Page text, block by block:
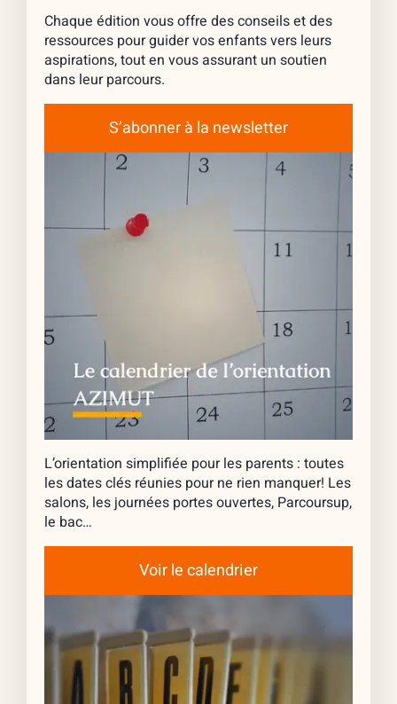
Chaque édition vous offre des conseils et des
ressources pour guider vos enfants vers leurs
aspirations, tout en vous assurant un soutien
dans leur parcours.
S’abonner à la newsletter
L’orientation simplifiée pour les parents : toutes
les dates clés réunies pour ne rien manquer! Les
salons, les journées portes ouvertes, Parcoursup,
le bac…
Voir le calendrier